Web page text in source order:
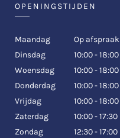
OPENINGSTIJDEN
Maandag
Op afspraak
Dinsdag
10:00 - 18:00
Woensdag
10:00 - 18:00
Donderdag
10:00 - 18:00
Vrijdag
10:00 - 18:00
Zaterdag
10:00 - 17:30
Zondag
12:30 - 17:00